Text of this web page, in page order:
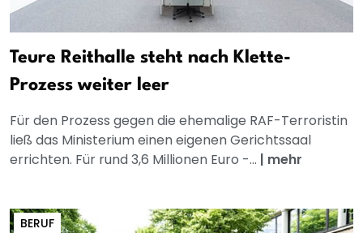
Teure Reithalle steht nach Klette-
Prozess weiter leer
Für den Prozess gegen die ehemalige RAF-Terroristin
ließ das Ministerium einen eigenen Gerichtssaal
errichten. Für rund 3,6 Millionen Euro -... | mehr
BERUF